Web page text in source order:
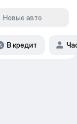
Новые авто
В кредит